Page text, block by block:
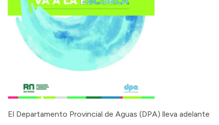
El Departamento Provincial de Aguas (DPA) lleva adelante